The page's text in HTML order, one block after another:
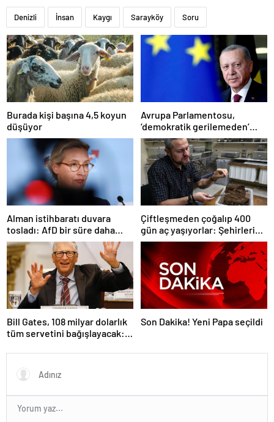
Denizli İnsan Kaygı Sarayköy Soru
Burada kişi başına 4,5 koyun
düşüyor
Avrupa Parlamentosu,
‘demokratik gerilemeden’
dolayı ‘Türkiye’nin AB üyelik
süreci süresiz dondu’
Alman istihbaratı duvara
tosladı: AfD bir süre daha
‘aşırı sağcı örgüt’ değil
Çiftleşmeden çoğalıp 400
gün aç yaşıyorlar: Şehirleri
ele geçiriyorlar
Bill Gates, 108 milyar dolarlık
tüm servetini bağışlayacak:
Son Dakika! Yeni Papa seçildi